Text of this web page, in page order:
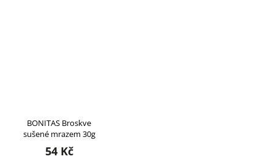
BONITAS Broskve
sušené mrazem 30g
54 Kč